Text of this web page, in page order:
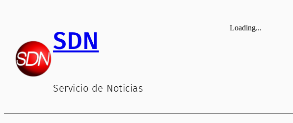
contenido
SDN
Servicio de Noticias